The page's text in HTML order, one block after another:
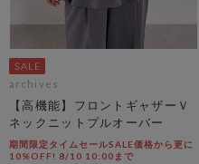
archives
【高機能】フロントギャザーＶ
ネックニットプルオーバー
期間限定タイムセールSALE価格から更に
10%OFF! 8/10 10:00まで